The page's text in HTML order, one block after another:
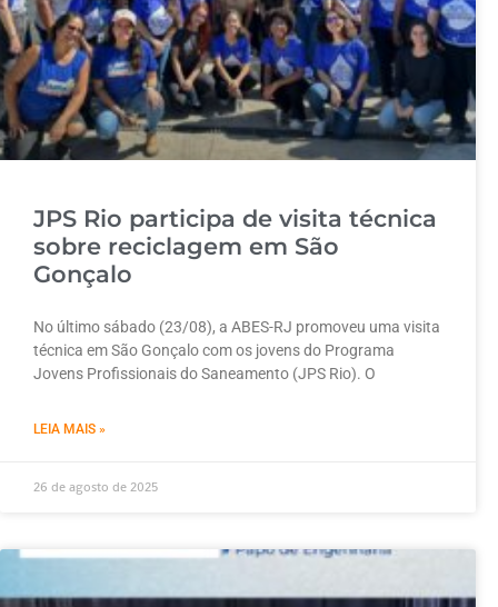
JPS Rio participa de visita técnica
sobre reciclagem em São
Gonçalo
No último sábado (23/08), a ABES-RJ promoveu uma visita
técnica em São Gonçalo com os jovens do Programa
Jovens Profissionais do Saneamento (JPS Rio). O
LEIA MAIS »
26 de agosto de 2025